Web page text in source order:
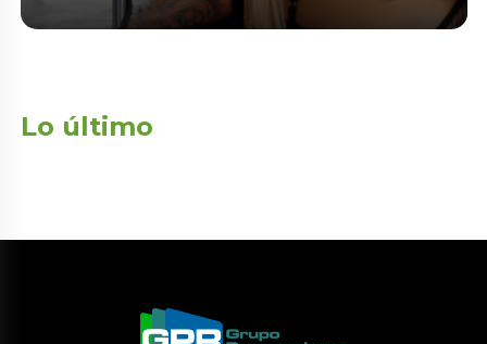
Lo último